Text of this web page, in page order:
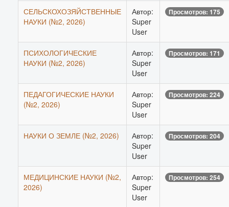
СЕЛЬСКОХОЗЯЙСТВЕННЫЕ
НАУКИ (№2, 2026)
Автор:
Super
User
Просмотров: 175
ПСИХОЛОГИЧЕСКИЕ
НАУКИ (№2, 2026)
Автор:
Super
User
Просмотров: 171
ПЕДАГОГИЧЕСКИЕ НАУКИ
(№2, 2026)
Автор:
Super
User
Просмотров: 224
НАУКИ О ЗЕМЛЕ (№2, 2026)
Автор:
Super
User
Просмотров: 204
МЕДИЦИНСКИЕ НАУКИ (№2,
2026)
Автор:
Super
User
Просмотров: 254